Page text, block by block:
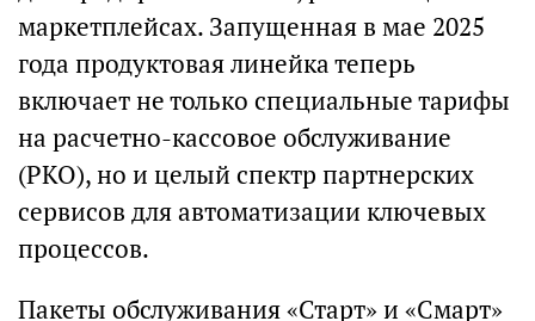
маркетплейсах. Запущенная в мае 2025
года продуктовая линейка теперь
включает не только специальные тарифы
на расчетно-кассовое обслуживание
(РКО), но и целый спектр партнерских
сервисов для автоматизации ключевых
процессов.
Пакеты обслуживания «Старт» и «Смарт»